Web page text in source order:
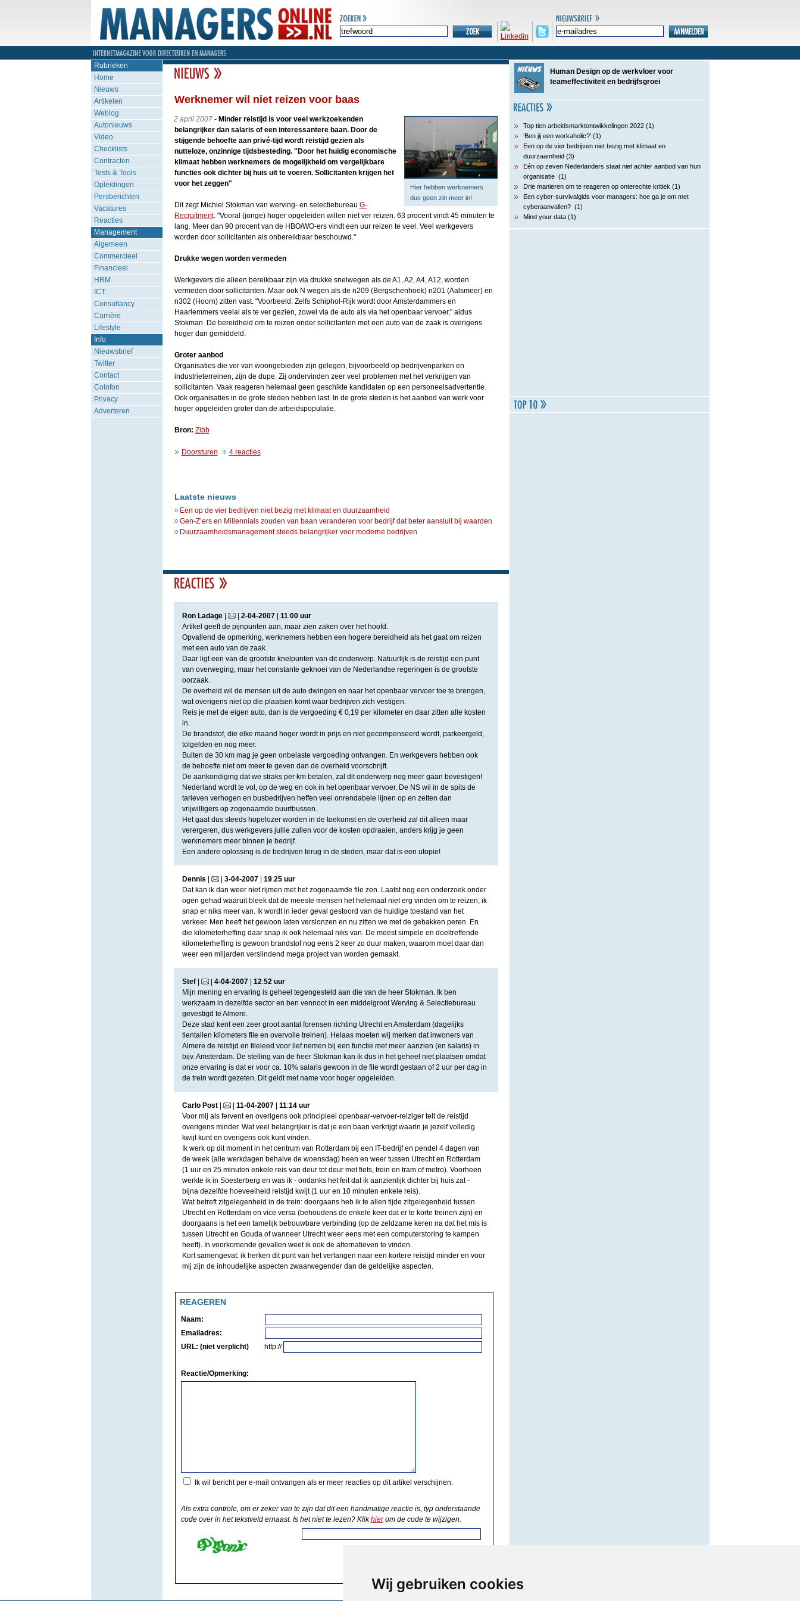
Wij gebruiken cookies
Rubrieken
Home
Nieuws
Artikelen
Weblog
Autonieuws
Video
Checklists
Contracten
Tests & Tools
Opleidingen
Persberichten
Vacatures
Reacties
Management
Algemeen
Commercieel
Financieel
HRM
ICT
Consultancy
Carrière
Lifestyle
Info
Nieuwsbrief
Twitter
Contact
Colofon
Privacy
Adverteren
Werknemer wil niet reizen voor baas
Hier hebben werknemers
dus geen zin meer in!
2 april 2007- Minder reistijd is voor veel werkzoekenden
belangrijker dan salaris of een interessantere baan. Door de
stijgende behoefte aan privé-tijd wordt reistijd gezien als
nutteloze, onzinnige tijdsbesteding. "Door het huidig economische
klimaat hebben werknemers de mogelijkheid om vergelijkbare
functies ook dichter bij huis uit te voeren. Sollicitanten krijgen het
voor het zeggen"
Dit zegt Michiel Stokman van werving- en selectiebureau G-
Recruitment. "Vooral (jonge) hoger opgeleiden willen niet ver reizen. 63 procent vindt 45 minuten te
lang. Meer dan 90 procent van de HBO/WO-ers vindt een uur reizen te veel. Veel werkgevers
worden door sollicitanten als onbereikbaar beschouwd."
Drukke wegen worden vermeden
Werkgevers die alleen bereikbaar zijn via drukke snelwegen als de A1, A2, A4, A12, worden
vermeden door sollicitanten. Maar ook N wegen als de n209 (Bergschenhoek) n201 (Aalsmeer) en
n302 (Hoorn) zitten vast. "Voorbeeld: Zelfs Schiphol-Rijk wordt door Amsterdammers en
Haarlemmers veelal als te ver gezien, zowel via de auto als via het openbaar vervoer," aldus
Stokman. De bereidheid om te reizen onder sollicitanten met een auto van de zaak is overigens
hoger dan gemiddeld.
Groter aanbod
Organisaties die ver van woongebieden zijn gelegen, bijvoorbeeld op bedrijvenparken en
industrieterreinen, zijn de dupe. Zij ondervinden zeer veel problemen met het verkrijgen van
sollicitanten. Vaak reageren helemaal geen geschikte kandidaten op een personeelsadvertentie.
Ook organisaties in de grote steden hebben last. In de grote steden is het aanbod van werk voor
hoger opgeleiden groter dan de arbeidspopulatie.
Bron: Zibb
Doorsturen 4 reacties
Laatste nieuws
Een op de vier bedrijven niet bezig met klimaat en duurzaamheid
Gen-Z’ers en Millennials zouden van baan veranderen voor bedrijf dat beter aansluit bij waarden
Duurzaamheidsmanagement steeds belangrijker voor moderne bedrijven
Ron Ladage| | 2-04-2007| 11:00 uur
Artikel geeft de pijnpunten aan, maar zien zaken over het hoofd.
Opvallend de opmerking, werknemers hebben een hogere bereidheid als het gaat om reizen
met een auto van de zaak.
Daar ligt een van de grootste knelpunten van dit onderwerp. Natuurlijk is de reistijd een punt
van overweging, maar het constante geknoei van de Nederlandse regeringen is de grootste
oorzaak.
De overheid wil de mensen uit de auto dwingen en naar het openbaar vervoer toe te brengen,
wat overigens niet op die plaatsen komt waar bedrijven zich vestigen.
Reis je met de eigen auto, dan is de vergoeding € 0,19 per kilometer en daar zitten alle kosten
in.
De brandstof, die elke maand hoger wordt in prijs en niet gecompenseerd wordt, parkeergeld,
tolgelden en nog meer.
Buiten de 30 km mag je geen onbelaste vergoeding ontvangen. En werkgevers hebben ook
de behoefte niet om meer te geven dan de overheid voorschrijft.
De aankondiging dat we straks per km betalen, zal dit onderwerp nog meer gaan bevestigen!
Nederland wordt te vol, op de weg en ook in het openbaar vervoer. De NS wil in de spits de
tarieven verhogen en busbedrijven heffen veel onrendabele lijnen op en zetten dan
vrijwilligers op zogenaamde buurtbussen.
Het gaat dus steeds hopelozer worden in de toekomst en de overheid zal dit alleen maar
verergeren, dus werkgevers jullie zullen voor de kosten opdraaien, anders krijg je geen
werknemers meer binnen je bedrijf.
Een andere oplossing is de bedrijven terug in de steden, maar dat is een utopie!
Dennis | 3-04-2007| 19:25 uur
Dat kan ik dan weer niet rijmen met het zogenaamde file zen. Laatst nog een onderzoek onder
ogen gehad waaruit bleek dat de meeste mensen het helemaal niet erg vinden om te reizen, ik
snap er niks meer van. Ik wordt in ieder geval gestoord van de huidige toestand van het
verkeer. Men heeft het gewoon laten verslonzen en nu zitten we met de gebakken peren. En
die kilometerheffing daar snap ik ook helemaal niks van. De meest simpele en doeltreffende
kilometerheffing is gewoon brandstof nog eens 2 keer zo duur maken, waarom moet daar dan
weer een miljarden verslindend mega project van worden gemaakt.
Stef| | 4-04-2007| 12:52 uur
Mijn mening en ervaring is geheel tegengesteld aan die van de heer Stokman. Ik ben
werkzaam in dezelfde sector en ben vennoot in een middelgroot Werving & Selectiebureau
gevestigd te Almere.
Deze stad kent een zeer groot aantal forensen richting Utrecht en Amsterdam (dagelijks
tientallen kilometers file en overvolle treinen). Helaas moeten wij merken dat inwoners van
Almere de reistijd en fileleed voor lief nemen bij een functie met meer aanzien (en salaris) in
bijv. Amsterdam. De stelling van de heer Stokman kan ik dus in het geheel niet plaatsen omdat
onze ervaring is dat er voor ca. 10% salaris gewoon in de file wordt gestaan of 2 uur per dag in
de trein wordt gezeten. Dit geldt met name voor hoger opgeleiden.
Carlo Post| | 11-04-2007| 11:14 uur
Voor mij als fervent en overigens ook principieel openbaar-vervoer-reiziger telt de reistijd
overigens minder. Wat veel belangrijker is dat je een baan verkrijgt waarin je jezelf volledig
kwijt kunt en overigens ook kunt vinden.
Ik werk op dit moment in het centrum van Rotterdam bij een IT-bedrijf en pendel 4 dagen van
de week (alle werkdagen behalve de woensdag) heen en weer tussen Utrecht en Rotterdam
(1 uur en 25 minuten enkele reis van deur tot deur met fiets, trein en tram of metro). Voorheen
werkte ik in Soesterberg en was ik - ondanks het feit dat ik aanzienlijk dichter bij huis zat -
bijna dezelfde hoeveelheid reistijd kwijt (1 uur en 10 minuten enkele reis).
Wat betreft zitgelegenheid in de trein: doorgaans heb ik te allen tijde zitgelegenheid tussen
Utrecht en Rotterdam en vice versa (behoudens de enkele keer dat er te korte treinen zijn) en
doorgaans is het een tamelijk betrouwbare verbinding (op de zeldzame keren na dat het mis is
tussen Utrecht en Gouda of wanneer Utrecht weer eens met een computerstoring te kampen
heeft). In voorkomende gevallen weet ik ook de alternatieven te vinden.
Kort samengevat: ik herken dit punt van het verlangen naar een kortere reistijd minder en voor
mij zijn de inhoudelijke aspecten zwaarwegender dan de geldelijke aspecten.
REAGEREN
Naam:
Emailadres:
URL: (niet verplicht)
http://
Reactie/Opmerking:
Ik wil bericht per e-mail ontvangen als er meer reacties op dit artikel verschijnen.
Als extra controle, om er zeker van te zijn dat dit een handmatige reactie is, typ onderstaande
code over in het tekstveld ernaast. Is het niet te lezen? Klikhierom de code te wijzigen.
Human Design op de werkvloer voor
teameffectiviteit en bedrijfsgroei
Top tien arbeidsmarktontwikkelingen 2022 (1)
‘Ben jij een workaholic?’ (1)
Een op de vier bedrijven niet bezig met klimaat en
duurzaamheid (3)
Eén op zeven Nederlanders staat niet achter aanbod van hun
organisatie (1)
Drie manieren om te reageren op onterechte kritiek (1)
Een cyber-survivalgids voor managers: hoe ga je om met
cyberaanvallen? (1)
Mind your data (1)